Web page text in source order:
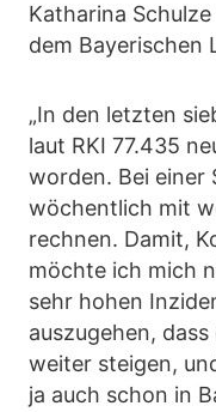
Katharina
dem Bayerischen
„In den letzten
laut RKI 77.435
worden. Bei einer
wöchentlich mit
rechnen. Damit,
möchte ich mich
sehr hohen
auszugehen,
weiter steigen,
ja auch schon in